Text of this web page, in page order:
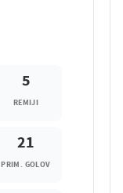
5
REMIJI
21
PRIM. GOLOV